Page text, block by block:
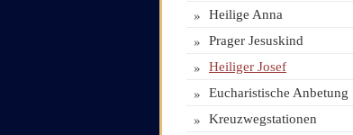
» Heilige Anna
» Prager Jesuskind
» Heiliger Josef
» Eucharistische Anbetung
» Kreuzwegstationen